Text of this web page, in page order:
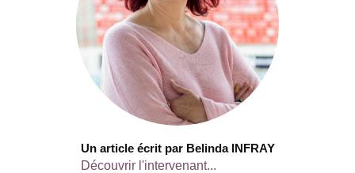
Un article écrit par Belinda INFRAY
Découvrir l'intervenant...